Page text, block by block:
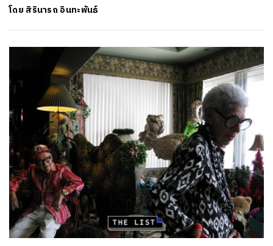
โดย สิรินารถ อินทะพันธ์